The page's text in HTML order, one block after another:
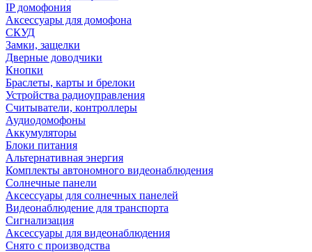
IP домофония
Аксессуары для домофона
СКУД
Замки, защелки
Дверные доводчики
Кнопки
Браслеты, карты и брелоки
Устройства радиоуправления
Считыватели, контроллеры
Аудиодомофоны
Аккумуляторы
Блоки питания
Альтернативная энергия
Комплекты автономного видеонаблюдения
Солнечные панели
Аксессуары для солнечных панелей
Видеонаблюдение для транспорта
Сигнализация
Аксессуары для видеонаблюдения
Снято с производства